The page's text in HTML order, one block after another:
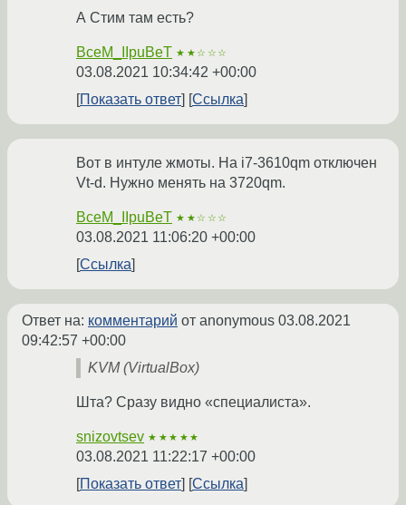
А Стим там есть?
BceM_IIpuBeT ★★☆☆☆
03.08.2021 10:34:42 +00:00
Показать ответ
Ссылка
Вот в интуле жмоты. На i7-3610qm отключен
Vt-d. Нужно менять на 3720qm.
BceM_IIpuBeT ★★☆☆☆
03.08.2021 11:06:20 +00:00
Ссылка
Ответ на: комментарий от anonymous 03.08.2021
09:42:57 +00:00
KVM (VirtualBox)
Шта? Сразу видно «специалиста».
snizovtsev ★★★★★
03.08.2021 11:22:17 +00:00
Показать ответ
Ссылка